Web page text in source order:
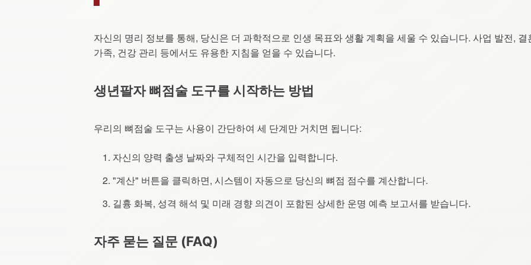
자신의 명리 정보를 통해, 당신은 더 과학적으로 인생 목표와 생활 계획을 세울 수 있습니다. 사업 발전, 결
가족, 건강 관리 등에서도 유용한 지침을 얻을 수 있습니다.
생년팔자 뼈점술 도구를 시작하는 방법
우리의 뼈점술 도구는 사용이 간단하여 세 단계만 거치면 됩니다:
자신의 양력 출생 날짜와 구체적인 시간을 입력합니다.
"계산" 버튼을 클릭하면, 시스템이 자동으로 당신의 뼈점 점수를 계산합니다.
길흉 화복, 성격 해석 및 미래 경향 의견이 포함된 상세한 운명 예측 보고서를 받습니다.
자주 묻는 질문 (FAQ)